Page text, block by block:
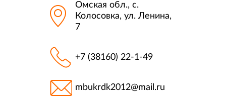
Омская обл., с.
Колосовка, ул. Ленина,
7
+7 (38160) 22-1-49
mbukrdk2012@mail.ru